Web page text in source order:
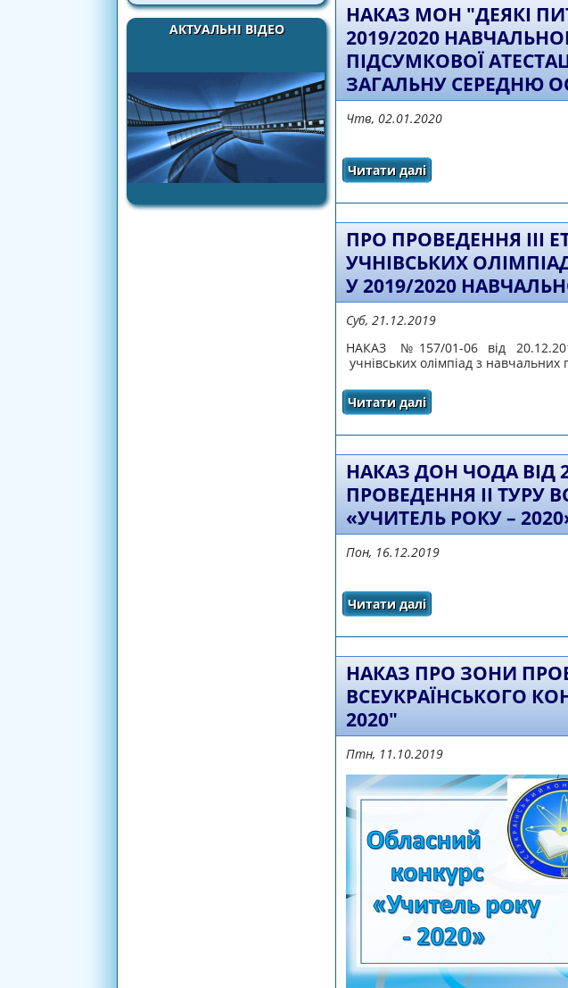
АКТУАЛЬНІ ВІДЕО
НАКАЗ МОН "ДЕЯКІ
2019/2020
ПІДСУМКОВОЇ
ЗАГАЛЬНУ СЕРЕДНЮ
Чтв, 02.01.2020
Читати далі
про Наказ МОН
ПРО ПРОВЕДЕННЯ ІІІ
УЧНІВСЬКИХ
У 2019/2020
Суб, 21.12.2019
НАКАЗ № 157/01-06 від
учнівських олімпіад з
Читати далі
про Про
НАКАЗ ДОН ЧОДА ВІД
ПРОВЕДЕННЯ ІІ ТУРУ
«УЧИТЕЛЬ РОКУ –
Пон, 16.12.2019
Читати далі про НАКАЗ ДОН
НАКАЗ ПРО ЗОНИ
ВСЕУКРАЇНСЬКОГО
2020"
Птн, 11.10.2019